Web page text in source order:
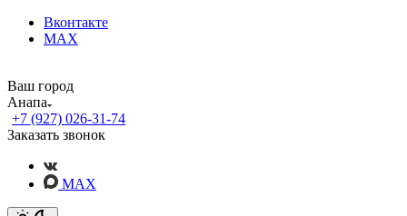
Вконтакте
MAX
Ваш город
Анапа
+7 (927) 026-31-74
Заказать звонок
MAX